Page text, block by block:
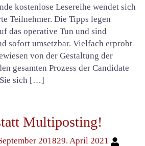
kostenlose Lesereihe wendet sich
Teilnehmer. Die Tipps legen
das operative Tun und sind
sofort umsetzbar. Vielfach erprobt
von der Gestaltung der
gesamten Prozess der Candidate
sich […]
Multiposting!
201829. April 2021